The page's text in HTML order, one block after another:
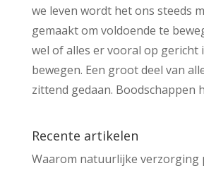
we leven wordt het ons steeds
gemaakt om voldoende te
wel of alles er vooral op gericht
bewegen. Een groot deel van
zittend gedaan. Boodschappen
Recente artikelen
Waarom natuurlijke verzorging